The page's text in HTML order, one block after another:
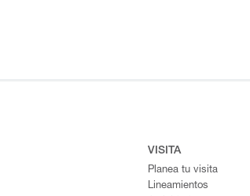
Arte Público Siqueiros-La Tallera
VISITA
Planea tu visita
Lineamientos